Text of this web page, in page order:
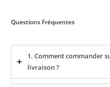
Questions Fréquentes
1. Comment commander
livraison ?